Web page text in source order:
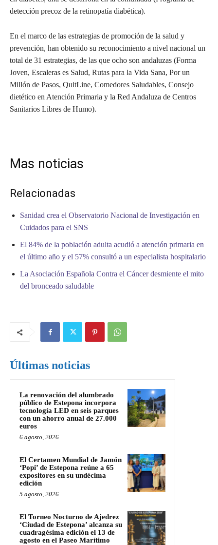
detección precoz de la retinopatía diabética).
En el marco de las estrategias de promoción de la salud y
prevención, han obtenido su reconocimiento a nivel nacional un
total de 31 estrategias, de las que ocho son andaluzas (Forma
Joven, Escaleras es Salud, Rutas para la Vida Sana, Por un
Millón de Pasos, QuitLine, Comedores Saludables, Consejo
dietético en Atención Primaria y la Red Andaluza de Centros
Sanitarios Libres de Humo).
Mas noticias
Relacionadas
Sanidad crea el Observatorio Nacional de Investigación en
Cuidados para el SNS
El 84% de la población adulta acudió a atención primaria en
el último año y el 57% consultó a un especialista hospitalario
La Asociación Española Contra el Cáncer desmiente el mito
del bronceado saludable
Últimas noticias
La renovación del alumbrado
público de Estepona incorpora
tecnología LED en seis parques
con un ahorro anual de 27.000
euros
6 agosto, 2026
El Certamen Mundial de Jamón
‘Popi’ de Estepona reúne a 65
expositores en su undécima
edición
5 agosto, 2026
El Torneo Nocturno de Ajedrez
‘Ciudad de Estepona’ alcanza su
cuadragésima edición el 13 de
agosto en el Paseo Marítimo